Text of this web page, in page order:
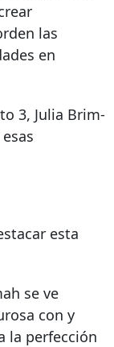
las
en
3, Julia Brim-
esta
se ve
con y
la perfección